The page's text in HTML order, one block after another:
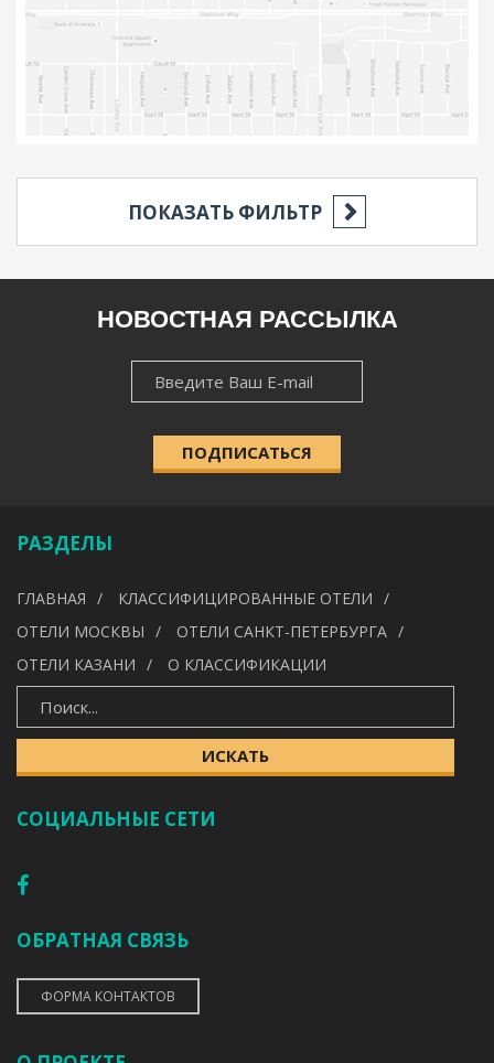
ПОКАЗАТЬ ФИЛЬТР
НАСЕЛЁННЫЙ ПУНКТ
ИСКАТЬ
НОВОСТНАЯ РАССЫЛКА
ПОДПИСАТЬСЯ
РАЗДЕЛЫ
ГЛАВНАЯ
КЛАССИФИЦИРОВАННЫЕ ОТЕЛИ
ОТЕЛИ МОСКВЫ
ОТЕЛИ САНКТ-ПЕТЕРБУРГА
ОТЕЛИ КАЗАНИ
О КЛАССИФИКАЦИИ
ИСКАТЬ
СОЦИАЛЬНЫЕ СЕТИ
ОБРАТНАЯ СВЯЗЬ
ФОРМА КОНТАКТОВ